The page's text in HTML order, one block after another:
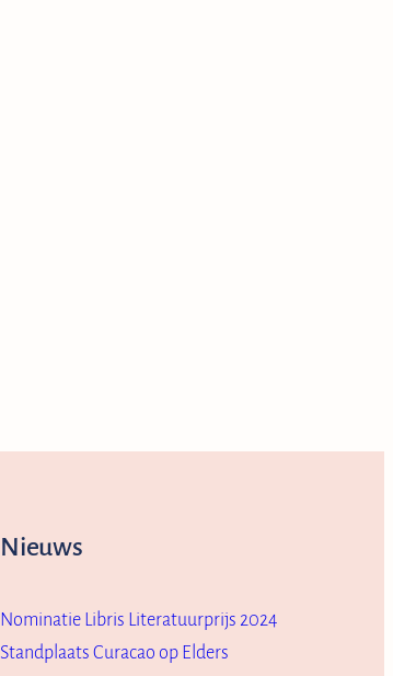
Nieuws
Nominatie Libris Literatuurprijs 2024
Standplaats Curacao op Elders